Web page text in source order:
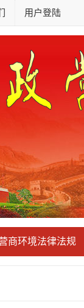
用户登陆
商环境法律法规